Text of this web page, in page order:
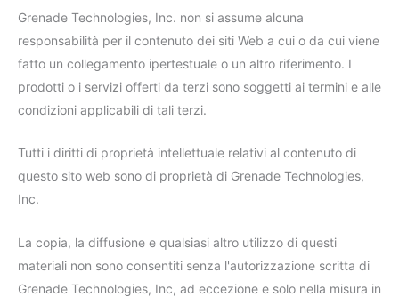
Grenade Technologies, Inc. non si assume alcuna
responsabilità per il contenuto dei siti Web a cui o da cui viene
fatto un collegamento ipertestuale o un altro riferimento. I
prodotti o i servizi offerti da terzi sono soggetti ai termini e alle
condizioni applicabili di tali terzi.
Tutti i diritti di proprietà intellettuale relativi al contenuto di
questo sito web sono di proprietà di Grenade Technologies,
Inc.
La copia, la diffusione e qualsiasi altro utilizzo di questi
materiali non sono consentiti senza l'autorizzazione scritta di
Grenade Technologies, Inc, ad eccezione e solo nella misura in